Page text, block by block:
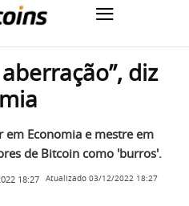
diz
em Economia e mestre em
de Bitcoin como 'burros'.
18:27 Atualizado 03/12/2022 18:27